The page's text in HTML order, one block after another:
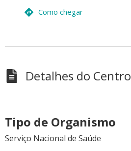
Como chegar
Detalhes do Centro
Tipo de Organismo
Serviço Nacional de Saúde